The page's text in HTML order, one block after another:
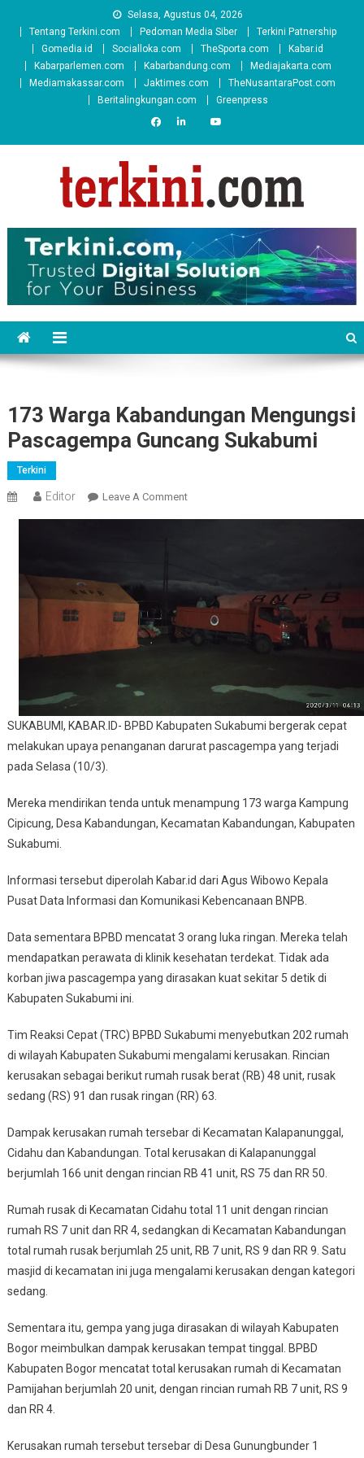
Selasa, Agustus 04, 2026
Tentang Terkini.com
Pedoman Media Siber
Terkini Patnership
Gomedia.id
Socialloka.com TheSporta.com
Kabar.id
Kabarparlemen.com
Kabarbandung.com
Mediajakarta.com
Mediamakassar.com
Jaktimes.com
TheNusantaraPost.com
Beritalingkungan.com
Greenpress
173 Warga Kabandungan Mengungsi
Pascagempa Guncang Sukabumi
Terkini
Editor Leave A CommentOn
Pascagempa
Guncang
Sukabumi
SUKABUMI, KABAR.ID- BPBD Kabupaten Sukabumi bergerak cepat
melakukan upaya penanganan darurat pascagempa yang terjadi
pada Selasa (10/3).
Mereka mendirikan tenda untuk menampung 173 warga Kampung
Cipicung, Desa Kabandungan, Kecamatan Kabandungan, Kabupaten
Sukabumi.
Informasi tersebut diperolah Kabar.id dari Agus Wibowo Kepala
Pusat Data Informasi dan Komunikasi Kebencanaan BNPB.
Data sementara BPBD mencatat 3 orang luka ringan. Mereka telah
mendapatkan perawata di klinik kesehatan terdekat. Tidak ada
korban jiwa pascagempa yang dirasakan kuat sekitar 5 detik di
Kabupaten Sukabumi ini.
Tim Reaksi Cepat (TRC) BPBD Sukabumi menyebutkan 202 rumah
di wilayah Kabupaten Sukabumi mengalami kerusakan. Rincian
kerusakan sebagai berikut rumah rusak berat (RB) 48 unit, rusak
sedang (RS) 91 dan rusak ringan (RR) 63.
Dampak kerusakan rumah tersebar di Kecamatan Kalapanunggal,
Cidahu dan Kabandungan. Total kerusakan di Kalapanunggal
berjumlah 166 unit dengan rincian RB 41 unit, RS 75 dan RR 50.
Rumah rusak di Kecamatan Cidahu total 11 unit dengan rincian
rumah RS 7 unit dan RR 4, sedangkan di Kecamatan Kabandungan
total rumah rusak berjumlah 25 unit, RB 7 unit, RS 9 dan RR 9. Satu
masjid di kecamatan ini juga mengalami kerusakan dengan kategori
sedang.
Sementara itu, gempa yang juga dirasakan di wilayah Kabupaten
Bogor meimbulkan dampak kerusakan tempat tinggal. BPBD
Kabupaten Bogor mencatat total kerusakan rumah di Kecamatan
Pamijahan berjumlah 20 unit, dengan rincian rumah RB 7 unit, RS 9
dan RR 4.
Kerusakan rumah tersebut tersebar di Desa Gunungbunder 1